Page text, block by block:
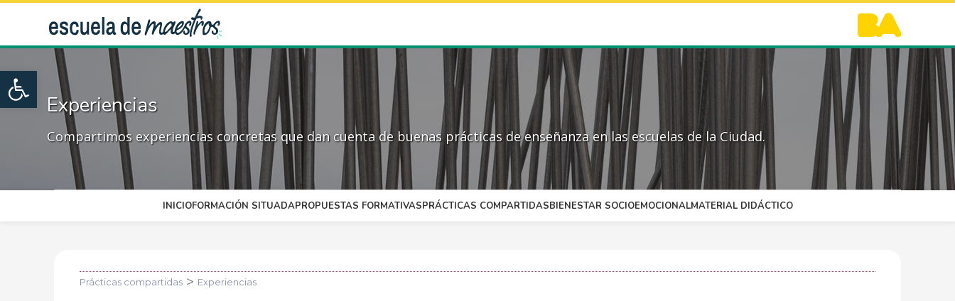
Open toolbar
Experiencias
Compartimos experiencias concretas que dan cuenta de buenas prácticas de enseñanza en las escuelas de la Ciudad.
INICIOFORMACIÓN SITUADAPROPUESTAS FORMATIVASPRÁCTICAS COMPARTIDASBIENESTAR SOCIOEMOCIONALMATERIAL DIDÁCTICO
Prácticas compartidas> Experiencias